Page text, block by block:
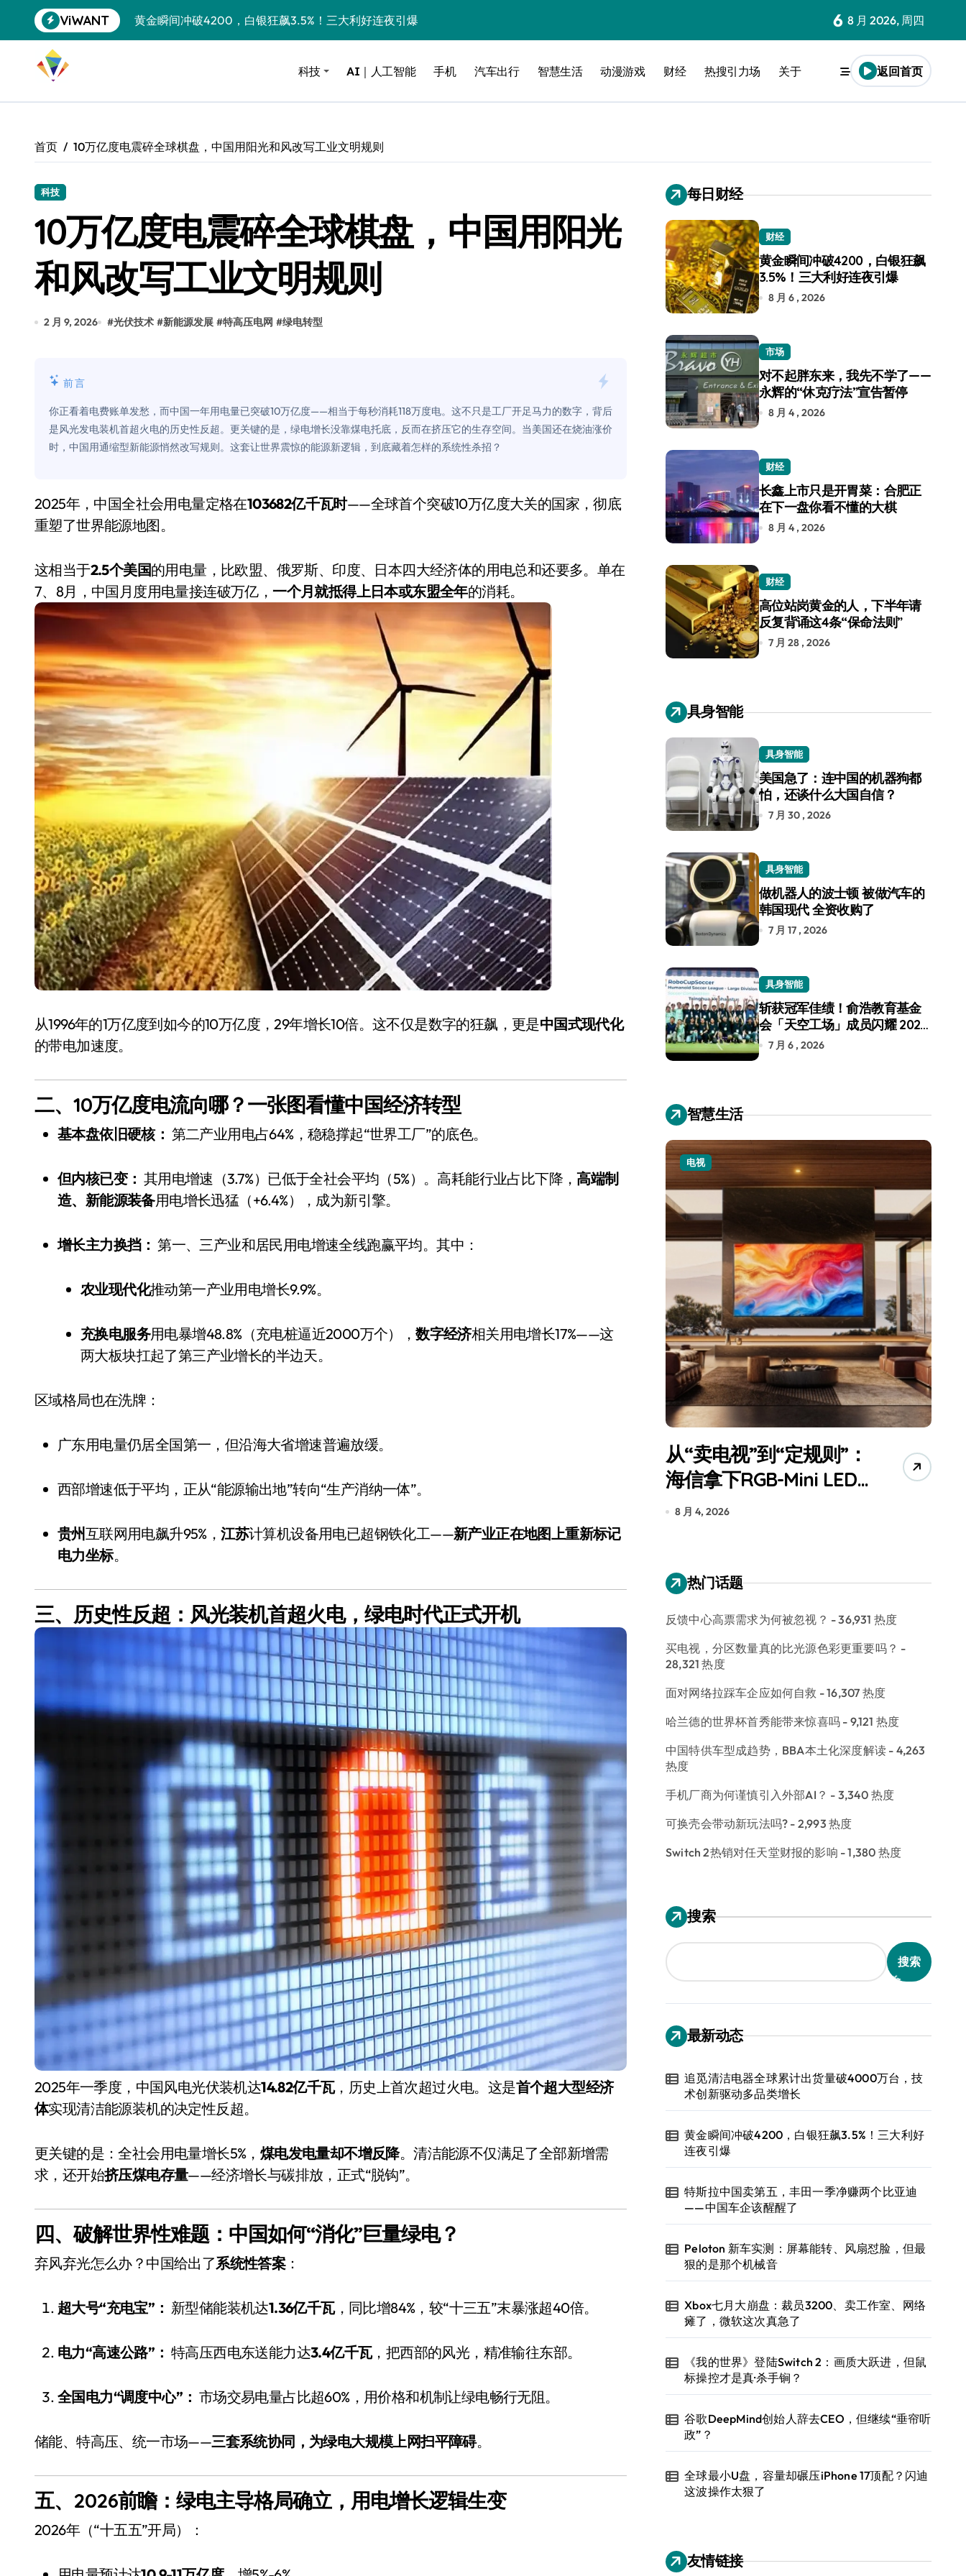
到
ViWANT
黄金瞬间冲破4200，白银狂飙3.5%！三大利好连夜引爆
Peloton 新车实测：屏幕能转、风扇怼脸，但最狠的是那个机械音
Xbox七月大崩盘：裁员3200、卖工作室、网络瘫了，微软这次真急了
谷歌DeepMind创始人辞去CEO，但继续“垂帘听政”？
400层堆叠、性能翻倍 三星把最新存储技术给了AI
召回X9、合作大众遇冷、高端梦碎：小鹏的“多事之夏”
比Model 3便宜？不，比Model 3有面儿——试驾雷克萨斯ES 500e
Windows 11家庭版和专业版，选错真的会后悔吗？
你的U盘格式对了吗？详解exFAT和NTFS的终极对决
轻到忽略不计 大疆Mini 2S内录实测，值不值得冲？
对不起胖东来，我先不学了——永辉的“休克疗法”宣告暂停
国际首次！中国钙钛矿探测器太空“开箱”，一边探测射线一边光伏发电
小米涨价！K90跳上3099，小米17标准版逼近4800
长鑫上市只是开胃菜：合肥正在下一盘你看不懂的大棋
耳机低音像白开水？90%的人第一步就做错了
复古玩家狂喜：Anbernic第三次复刻GBA SP，情怀拉满
Xbox 360 游戏终于要登 PC，光盘党也能“以盘换数”了？
AirTag 新版到底香不香？一篇帮你避坑+种草
苹果三星偷偷在用的“无感切换”，索尼Bose却学不会？一文讲透
Apple Watch 表盘还能这么玩？保姆级教程，有手就会！
追觅清洁电器全球累计出货量破4000万台，技术创新驱动多品类增长
6 8 月 2026, 周四
科技 AI｜人工智能 手机 汽车出行 智慧生活 动漫游戏 财经 热搜引力场 关于 返回首页
首页 10万亿度电震碎全球棋盘，中国用阳光和风改写工业文明规则
科技
10万亿度电震碎全球棋盘，中国用阳光
和风改写工业文明规则
2 月 9, 2026 #光伏技术 #新能源发展 #特高压电网 #绿电转型
前言
你正看着电费账单发愁，而中国一年用电量已突破10万亿度——相当于每秒消耗118万度电。这不只是工厂开足马力的数字，背后
是风光发电装机首超火电的历史性反超。更关键的是，绿电增长没靠煤电托底，反而在挤压它的生存空间。当美国还在烧油涨价
时，中国用通缩型新能源悄然改写规则。这套让世界震惊的能源新逻辑，到底藏着怎样的系统性杀招？
2025年，中国全社会用电量定格在103682亿千瓦时——全球首个突破10万亿度大关的国家，彻底
重塑了世界能源地图。
这相当于2.5个美国的用电量，比欧盟、俄罗斯、印度、日本四大经济体的用电总和还要多。单在
7、8月，中国月度用电量接连破万亿， 一个月就抵得上日本或东盟全年的消耗。
从1996年的1万亿度到如今的10万亿度，29年增长10倍。这不仅是数字的狂飙，更是中国式现代化
的带电加速度。
二、10万亿度电流向哪？一张图看懂中国经济转型
基本盘依旧硬核： 第二产业用电占64%，稳稳撑起“世界工厂”的底色。
但内核已变： 其用电增速（3.7%）已低于全社会平均（5%）。高耗能行业占比下降，高端制
造、新能源装备用电增长迅猛（+6.4%），成为新引擎。
增长主力换挡： 第一、三产业和居民用电增速全线跑赢平均。其中：
农业现代化推动第一产业用电增长9.9%。
充换电服务用电暴增48.8%（充电桩逼近2000万个），数字经济相关用电增长17%——这
两大板块扛起了第三产业增长的半边天。
区域格局也在洗牌：
广东用电量仍居全国第一，但沿海大省增速普遍放缓。
西部增速低于平均，正从“能源输出地”转向“生产消纳一体”。
贵州互联网用电飙升95%，江苏计算机设备用电已超钢铁化工——新产业正在地图上重新标记
电力坐标。
三、历史性反超：风光装机首超火电，绿电时代正式开机
2025年一季度，中国风电光伏装机达14.82亿千瓦，历史上首次超过火电。这是首个超大型经济
体实现清洁能源装机的决定性反超。
更关键的是：全社会用电量增长5%， 煤电发电量却不增反降。清洁能源不仅满足了全部新增需
求，还开始挤压煤电存量——经济增长与碳排放，正式“脱钩”。
四、破解世界性难题：中国如何“消化”巨量绿电？
弃风弃光怎么办？中国给出了系统性答案：
超大号“充电宝”： 新型储能装机达1.36亿千瓦，同比增84%，较“十三五”末暴涨超40倍。
电力“高速公路”： 特高压西电东送能力达3.4亿千瓦，把西部的风光，精准输往东部。
全国电力“调度中心”： 市场交易电量占比超60%，用价格和机制让绿电畅行无阻。
储能、特高压、统一市场——三套系统协同，为绿电大规模上网扫平障碍。
五、2026前瞻：绿电主导格局确立，用电增长逻辑生变
2026年（“十五五”开局）：
每日财经
财经
黄金瞬间冲破4200，白银狂飙
3.5%！三大利好连夜引爆
8 月 6 , 2026
市场
对不起胖东来，我先不学了——
永辉的“休克疗法”宣告暂停
8 月 4 , 2026
财经
长鑫上市只是开胃菜：合肥正
在下一盘你看不懂的大棋
8 月 4 , 2026
财经
高位站岗黄金的人，下半年请
反复背诵这4条“保命法则”
7 月 28 , 2026
具身智能
具身智能
美国急了：连中国的机器狗都
怕，还谈什么大国自信？
7 月 30 , 2026
具身智能
做机器人的波士顿 被做汽车的
韩国现代 全资收购了
7 月 17 , 2026
具身智能
斩获冠军佳绩！俞浩教育基金
会「天空工场」成员闪耀 2026
RoboCup 机器人世界杯
7 月 6 , 2026
智慧生活
从电视一哥到声学霸主，
TCL用一套‘完整体系’砸
开了回音壁的顶级牌桌
追觅清洁电器全球累计出
货量破4000万台，技术
创新驱动多品类增长
电视
从“卖电视”到“定规则”：
海信拿下RGB-Mini LED
全球话语权
8 月 4, 2026
热门话题
反馈中心高票需求为何被忽视？ - 36,931 热度
买电视，分区数量真的比光源色彩更重要吗？ -
28,321 热度
面对网络拉踩车企应如何自救 - 16,307 热度
哈兰德的世界杯首秀能带来惊喜吗 - 9,121 热度
中国特供车型成趋势，BBA本土化深度解读 - 4,263
热度
手机厂商为何谨慎引入外部AI？ - 3,340 热度
可换壳会带动新玩法吗? - 2,993 热度
Switch 2热销对任天堂财报的影响 - 1,380 热度
搜索
搜索
最新动态
追觅清洁电器全球累计出货量破4000万台，技
术创新驱动多品类增长
黄金瞬间冲破4200，白银狂飙3.5%！三大利好
连夜引爆
特斯拉中国卖第五，丰田一季净赚两个比亚迪
——中国车企该醒醒了
Peloton 新车实测：屏幕能转、风扇怼脸，但最
狠的是那个机械音
Xbox七月大崩盘：裁员3200、卖工作室、网络
瘫了，微软这次真急了
《我的世界》登陆Switch 2：画质大跃进，但鼠
标操控才是真·杀手锏？
谷歌DeepMind创始人辞去CEO，但继续“垂帘听
政”？
全球最小U盘，容量却碾压iPhone 17顶配？闪迪
这波操作太狠了
友情链接